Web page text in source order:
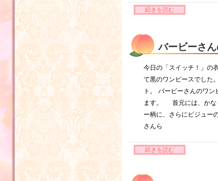
続きを読む
バービーさ
今日の「スイッチ！」の
て黒のワンピースでし
ト。 バービーさんのワ
ます。 首元には、かな
ー柄に、さらにビジュー
さんら
続きを読む